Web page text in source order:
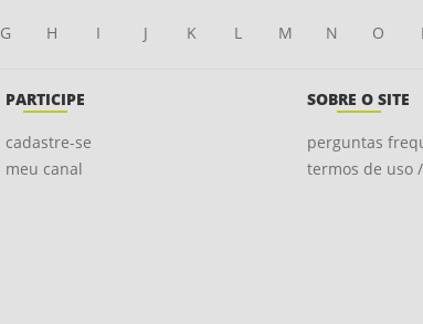
G H I J K L M N O
PARTICIPE
cadastre-se
meu canal
SOBRE O SITE
perguntas
termos de uso